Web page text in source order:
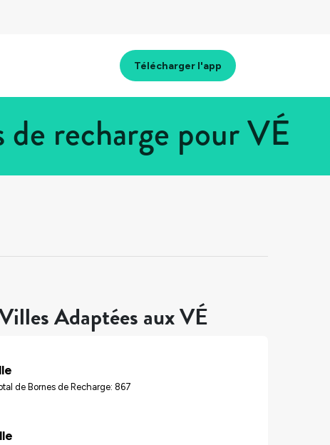
Télécharger l'app
recharge pour VÉ
Adaptées aux VÉ
de Bornes de Recharge: 867